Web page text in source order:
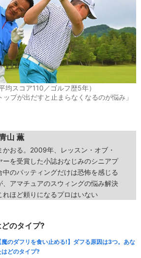
均スコア110／ゴルフ歴5年）
ップが出だすと止まらなくなるのが悩み」
山 薫
かおる。2009年、レッスン・オブ・
ーを受賞した小誌おなじみのシニアプ
中のパッティングだけは恐怖を感じる
、アマチュアのスウィングの悩み解決
れほど頼りになるプロはいない
のタイプ?
魔のダフリを食い止める!】ダフる原因は3つ。あな
はどのタイプ?